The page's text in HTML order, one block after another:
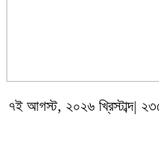
৭ই আগস্ট, ২০২৬ খ্রিস্টাব্দ|